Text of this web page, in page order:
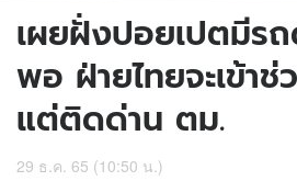
เผยฝั่งปอยเปตมีร
พอ ฝ่ายไทยจะเข้า
แต่ติดด่าน ตม.
29 ธ.ค. 65 (10:50 น.)